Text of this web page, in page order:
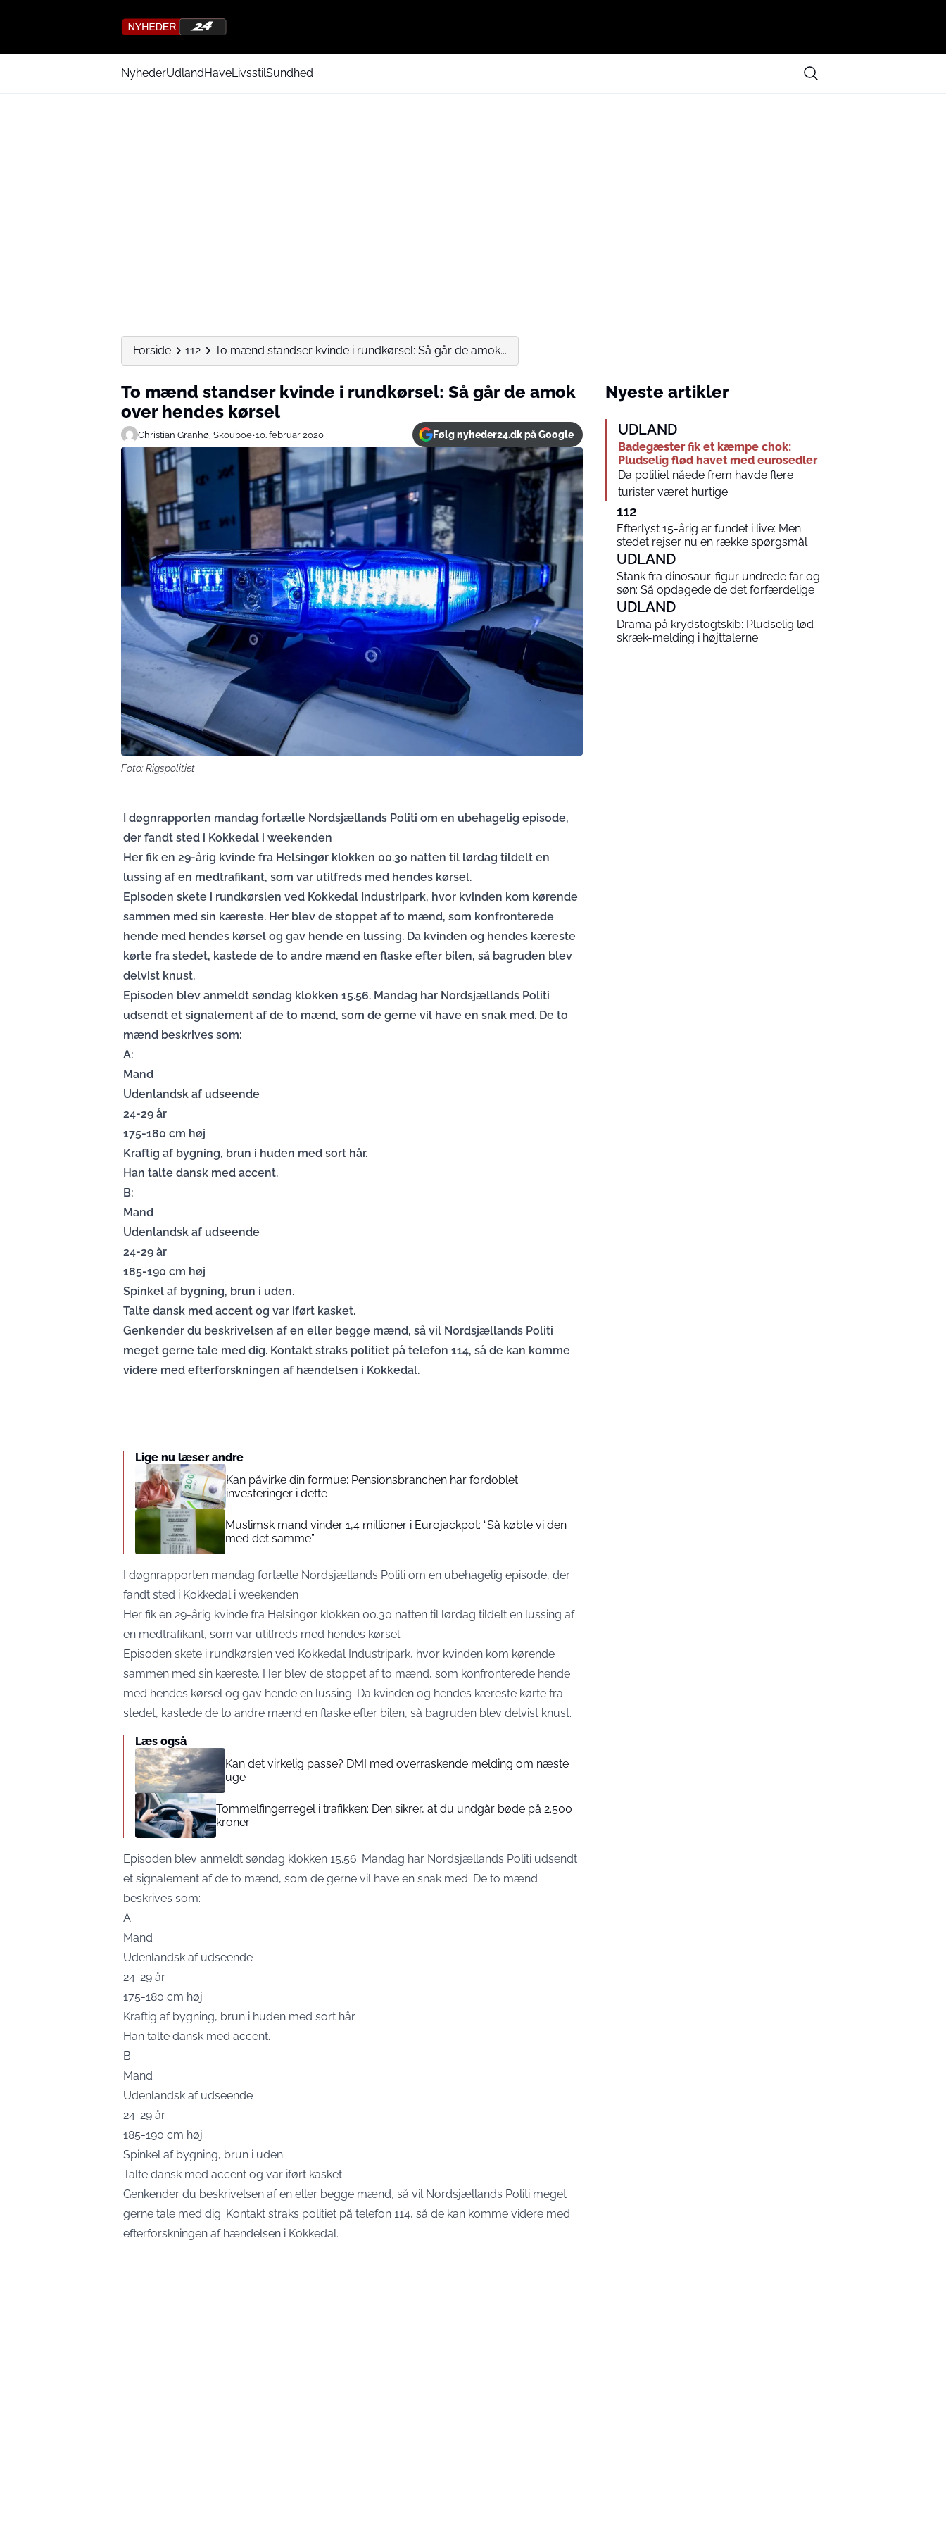
NyhederUdlandHaveLivsstilSundhed
Forside 112 To mænd standser kvinde i rundkørsel: Så går de amok...
To mænd standser kvinde i rundkørsel: Så går de amok
over hendes kørsel
Christian Granhøj Skouboe•10. februar 2020 Følg nyheder24.dk på Google
Foto: Rigspolitiet
I døgnrapporten mandag fortælle Nordsjællands Politi om en ubehagelig episode,
der fandt sted i Kokkedal i weekenden
Her fik en 29-årig kvinde fra Helsingør klokken 00.30 natten til lørdag tildelt en
lussing af en medtrafikant, som var utilfreds med hendes kørsel.
Episoden skete i rundkørslen ved Kokkedal Industripark, hvor kvinden kom kørende
sammen med sin kæreste. Her blev de stoppet af to mænd, som konfronterede
hende med hendes kørsel og gav hende en lussing. Da kvinden og hendes kæreste
kørte fra stedet, kastede de to andre mænd en flaske efter bilen, så bagruden blev
delvist knust.
Episoden blev anmeldt søndag klokken 15.56. Mandag har Nordsjællands Politi
udsendt et signalement af de to mænd, som de gerne vil have en snak med. De to
mænd beskrives som:
A:
Mand
Udenlandsk af udseende
24-29 år
175-180 cm høj
Kraftig af bygning, brun i huden med sort hår.
Han talte dansk med accent.
B:
Mand
Udenlandsk af udseende
24-29 år
185-190 cm høj
Spinkel af bygning, brun i uden.
Talte dansk med accent og var iført kasket.
Genkender du beskrivelsen af en eller begge mænd, så vil Nordsjællands Politi
meget gerne tale med dig. Kontakt straks politiet på telefon 114, så de kan komme
videre med efterforskningen af hændelsen i Kokkedal.
Lige nu læser andre
Kan påvirke din formue: Pensionsbranchen har fordoblet
investeringer i dette
Muslimsk mand vinder 1,4 millioner i Eurojackpot: “Så købte vi den
med det samme”
I døgnrapporten mandag fortælle Nordsjællands Politi om en ubehagelig episode, der
fandt sted i Kokkedal i weekenden
Her fik en 29-årig kvinde fra Helsingør klokken 00.30 natten til lørdag tildelt en lussing af
en medtrafikant, som var utilfreds med hendes kørsel.
Episoden skete i rundkørslen ved Kokkedal Industripark, hvor kvinden kom kørende
sammen med sin kæreste. Her blev de stoppet af to mænd, som konfronterede hende
med hendes kørsel og gav hende en lussing. Da kvinden og hendes kæreste kørte fra
stedet, kastede de to andre mænd en flaske efter bilen, så bagruden blev delvist knust.
Læs også
Kan det virkelig passe? DMI med overraskende melding om næste
uge
Tommelfingerregel i trafikken: Den sikrer, at du undgår bøde på 2.500
kroner
Episoden blev anmeldt søndag klokken 15.56. Mandag har Nordsjællands Politi udsendt
et signalement af de to mænd, som de gerne vil have en snak med. De to mænd
beskrives som:
A:
Mand
Udenlandsk af udseende
24-29 år
175-180 cm høj
Kraftig af bygning, brun i huden med sort hår.
Han talte dansk med accent.
B:
Mand
Udenlandsk af udseende
24-29 år
185-190 cm høj
Spinkel af bygning, brun i uden.
Talte dansk med accent og var iført kasket.
Genkender du beskrivelsen af en eller begge mænd, så vil Nordsjællands Politi meget
gerne tale med dig. Kontakt straks politiet på telefon 114, så de kan komme videre med
efterforskningen af hændelsen i Kokkedal.
Nyeste artikler
UDLAND
Badegæster fik et kæmpe chok:
Pludselig flød havet med eurosedler
Da politiet nåede frem havde flere
turister været hurtige...
112
Efterlyst 15-årig er fundet i live: Men
stedet rejser nu en række spørgsmål
UDLAND
Stank fra dinosaur-figur undrede far og
søn: Så opdagede de det forfærdelige
UDLAND
Drama på krydstogtskib: Pludselig lød
skræk-melding i højttalerne